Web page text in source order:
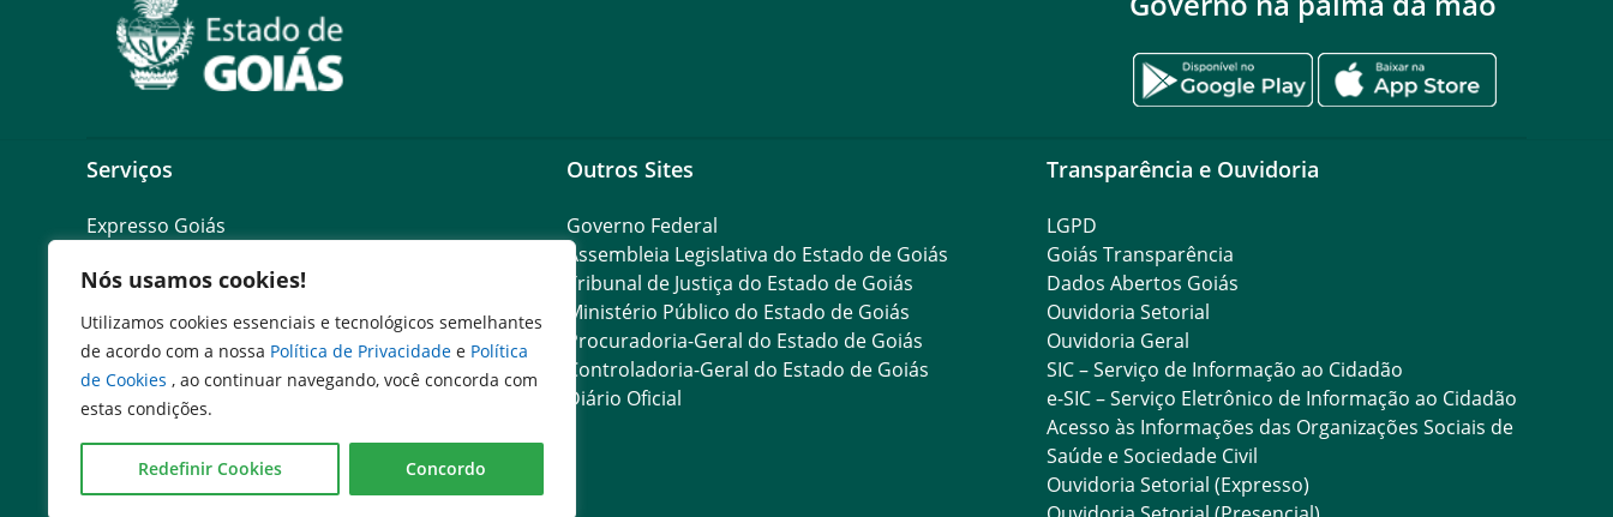
Nós usamos cookies!
Utilizamos cookies essenciais e tecnológicos semelhantes
de acordo com a nossa Política de Privacidade e Política
de Cookies , ao continuar navegando, você concorda com
estas condições.
Redefinir Cookies Concordo
Serviços
Expresso Goiás
Expresso Servidor
SEI Governadoria
Cadastro de Autoridades
Escola de Governo
Agenda de Autoridades
Outros Sites
Governo Federal
Assembleia Legislativa do Estado de Goiás
Tribunal de Justiça do Estado de Goiás
Ministério Público do Estado de Goiás
Procuradoria-Geral do Estado de Goiás
Controladoria-Geral do Estado de Goiás
Diário Oficial
Transparência e Ouvidoria
LGPD
Goiás Transparência
Dados Abertos Goiás
Ouvidoria Setorial
Ouvidoria Geral
SIC – Serviço de Informação ao Cidadão
e-SIC – Serviço Eletrônico de Informação ao Cidadão
Acesso às Informações das Organizações Sociais de
Saúde e Sociedade Civil
Ouvidoria Setorial (Expresso)